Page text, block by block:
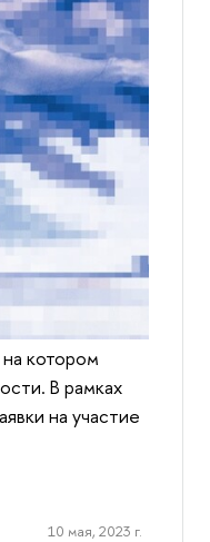
котором
В рамках
на участие
10 мая, 2023 г.